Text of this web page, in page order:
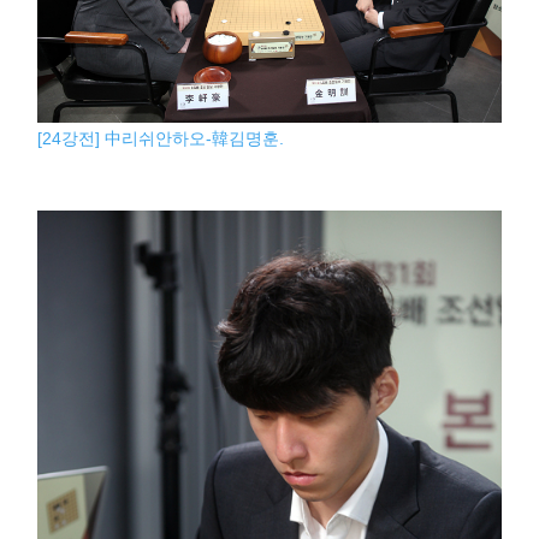
[24강전] 中리쉬안하오-韓김명훈.